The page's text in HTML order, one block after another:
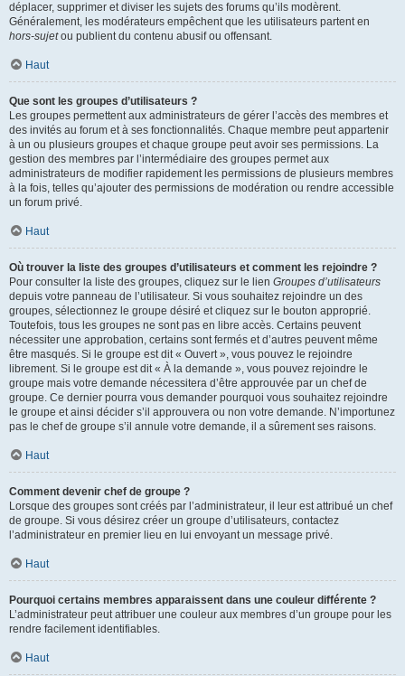
déplacer, supprimer et diviser les sujets des forums qu’ils modèrent.
Généralement, les modérateurs empêchent que les utilisateurs partent en
hors-sujetou publient du contenu abusif ou offensant.
Haut
Que sont les groupes d’utilisateurs ?
Les groupes permettent aux administrateurs de gérer l’accès des membres et
des invités au forum et à ses fonctionnalités. Chaque membre peut appartenir
à un ou plusieurs groupes et chaque groupe peut avoir ses permissions. La
gestion des membres par l’intermédiaire des groupes permet aux
administrateurs de modifier rapidement les permissions de plusieurs membres
à la fois, telles qu’ajouter des permissions de modération ou rendre accessible
un forum privé.
Haut
Où trouver la liste des groupes d’utilisateurs et comment les rejoindre ?
Pour consulter la liste des groupes, cliquez sur le lien Groupes d’utilisateurs
depuis votre panneau de l’utilisateur. Si vous souhaitez rejoindre un des
groupes, sélectionnez le groupe désiré et cliquez sur le bouton approprié.
Toutefois, tous les groupes ne sont pas en libre accès. Certains peuvent
nécessiter une approbation, certains sont fermés et d’autres peuvent même
être masqués. Si le groupe est dit « Ouvert », vous pouvez le rejoindre
librement. Si le groupe est dit « À la demande », vous pouvez rejoindre le
groupe mais votre demande nécessitera d’être approuvée par un chef de
groupe. Ce dernier pourra vous demander pourquoi vous souhaitez rejoindre
le groupe et ainsi décider s’il approuvera ou non votre demande. N’importunez
pas le chef de groupe s’il annule votre demande, il a sûrement ses raisons.
Haut
Comment devenir chef de groupe ?
Lorsque des groupes sont créés par l’administrateur, il leur est attribué un chef
de groupe. Si vous désirez créer un groupe d’utilisateurs, contactez
l’administrateur en premier lieu en lui envoyant un message privé.
Haut
Pourquoi certains membres apparaissent dans une couleur différente ?
L’administrateur peut attribuer une couleur aux membres d’un groupe pour les
rendre facilement identifiables.
Haut